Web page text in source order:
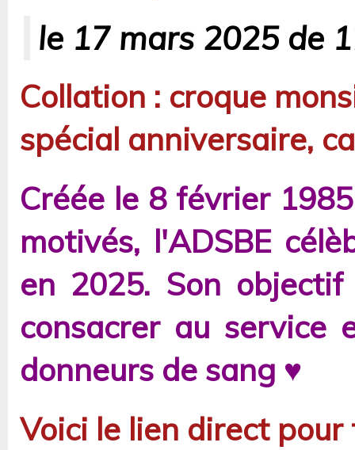
le 17 mars 2025 de
Collation : croque
spécial anniversaire,
Créée le 8 février
motivés, l'ADSBE
en 2025. Son
consacrer au service
donneurs de sang ♥
Voici le lien direct